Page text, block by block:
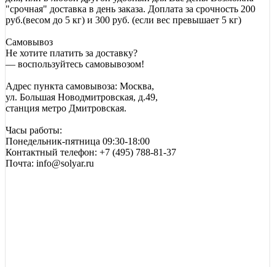
"срочная" доставка в день заказа. Доплата за срочность 200
руб.(весом до 5 кг) и 300 руб. (если вес превышает 5 кг)
Самовывоз
Не хотите платить за доставку?
— воспользуйтесь самовывозом!
Адрес пункта самовывоза: Москва,
ул. Большая Новодмитровская, д.49,
станция метро Дмитровская.
Часы работы:
Понедельник-пятница 09:30-18:00
Контактный телефон: +7 (495) 788-81-37
Почта: info@solyar.ru